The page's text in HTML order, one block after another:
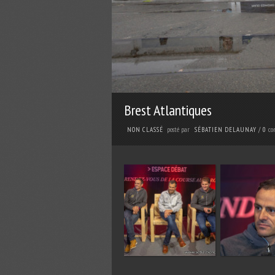
Brest Atlantiques
NON CLASSÉ posté par SÉBATIEN DELAUNAY /0